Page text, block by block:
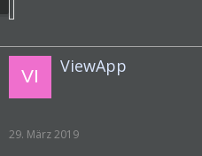
ViewApp
29. März 2019